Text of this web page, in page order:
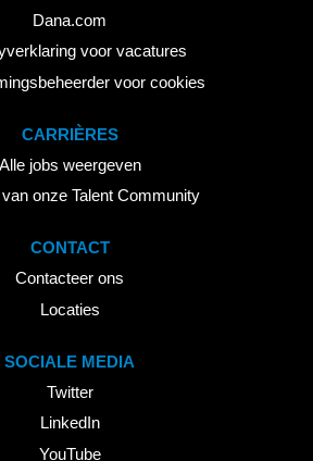
Dana.com
voor vacatures
voor cookies
CARRIÈRES
Alle jobs weergeven
onze Talent Community
CONTACT
Contacteer ons
Locaties
SOCIALE MEDIA
Twitter
LinkedIn
YouTube